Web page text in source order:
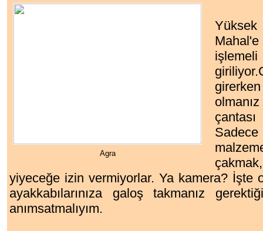
Agra
yiyeceğe izin vermiyorlar. Ya kamera? İşte
ayakkabılarınıza galoş takmanız
anımsatmalıyım.